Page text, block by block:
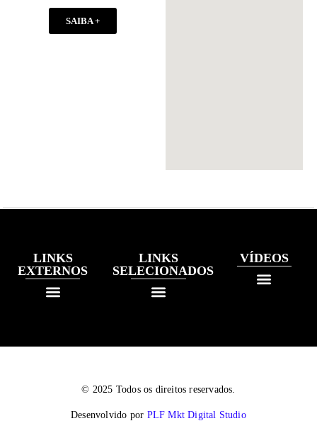
SAIBA +
LINKS
EXTERNOS
LINKS
SELECIONADOS
VÍDEOS
© 2025 Todos os direitos reservados.
Desenvolvido por PLF Mkt Digital Studio